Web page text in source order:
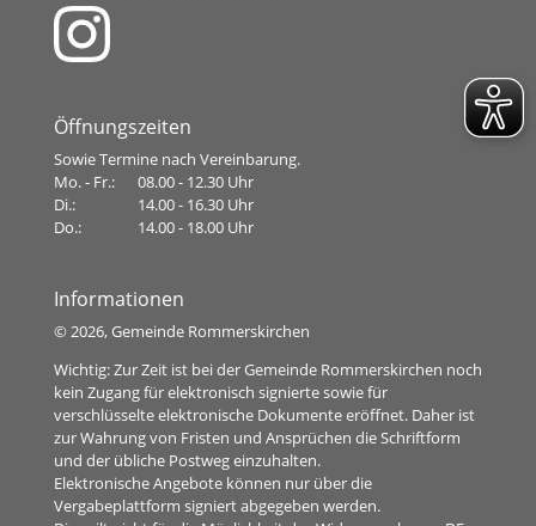
Öffnungszeiten
Sowie Termine nach Vereinbarung.
Mo. - Fr.:
08.00 - 12.30 Uhr
Di.:
14.00 - 16.30 Uhr
Do.:
14.00 - 18.00 Uhr
Informationen
© 2026, Gemeinde Rommerskirchen
Wichtig: Zur Zeit ist bei der Gemeinde Rommerskirchen noch
kein Zugang für elektronisch signierte sowie für
verschlüsselte elektronische Dokumente eröffnet. Daher ist
zur Wahrung von Fristen und Ansprüchen die Schriftform
und der übliche Postweg einzuhalten.
Elektronische Angebote können nur über die
Vergabeplattform signiert abgegeben werden.